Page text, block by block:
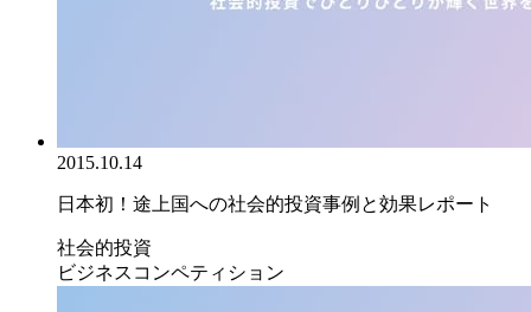
2015.10.14
日本初！途上国への社会的投資事例と効果レポート
社会的投資
ビジネスコンペティション